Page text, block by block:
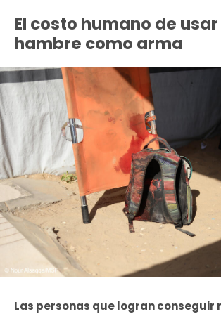
El costo humano de usar
hambre como arma
Las personas que logran conseguir